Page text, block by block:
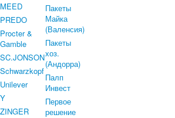
MEED
PREDO
Procter &
Gamble
SC.JONSON
Schwarzkopf
Unilever
Y
ZINGER
Пакеты
Майка
(Валенсия)
Пакеты
хоз.
(Андорра)
Палп
Инвест
Первое
решение